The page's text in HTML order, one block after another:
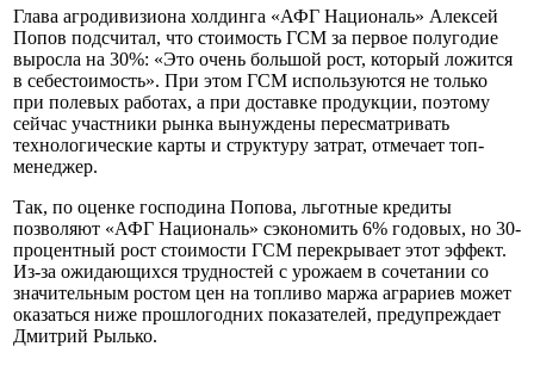
Глава агродивизиона холдинга «АФГ Националь» Алексей
Попов подсчитал, что стоимость ГСМ за первое полугодие
выросла на 30%: «Это очень большой рост, который ложится
в себестоимость». При этом ГСМ используются не только
при полевых работах, а при доставке продукции, поэтому
сейчас участники рынка вынуждены пересматривать
технологические карты и структуру затрат, отмечает топ-
менеджер.
Так, по оценке господина Попова, льготные кредиты
позволяют «АФГ Националь» сэкономить 6% годовых, но 30-
процентный рост стоимости ГСМ перекрывает этот эффект.
Из-за ожидающихся трудностей с урожаем в сочетании со
значительным ростом цен на топливо маржа аграриев может
оказаться ниже прошлогодних показателей, предупреждает
Дмитрий Рылько.